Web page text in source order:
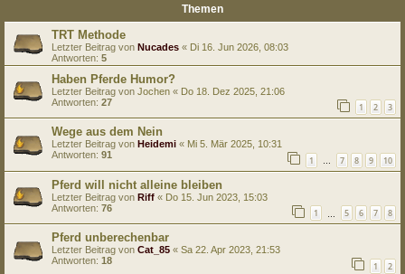
Themen
TRT Methode
Letzter Beitrag von Nucades « Di 16. Jun 2026, 08:03
Antworten: 5
Haben Pferde Humor?
Letzter Beitrag von Jochen « Do 18. Dez 2025, 21:06
Antworten: 27 1 2 3
Wege aus dem Nein
Letzter Beitrag von Heidemi « Mi 5. Mär 2025, 10:31
Antworten: 91 1 … 7 8 9 10
Pferd will nicht alleine bleiben
Letzter Beitrag von Riff « Do 15. Jun 2023, 15:03
Antworten: 76 1 5 6 7 8
Pferd unberechenbar
Letzter Beitrag von Cat_85 « Sa 22. Apr 2023, 21:53
Antworten: 18 1 2